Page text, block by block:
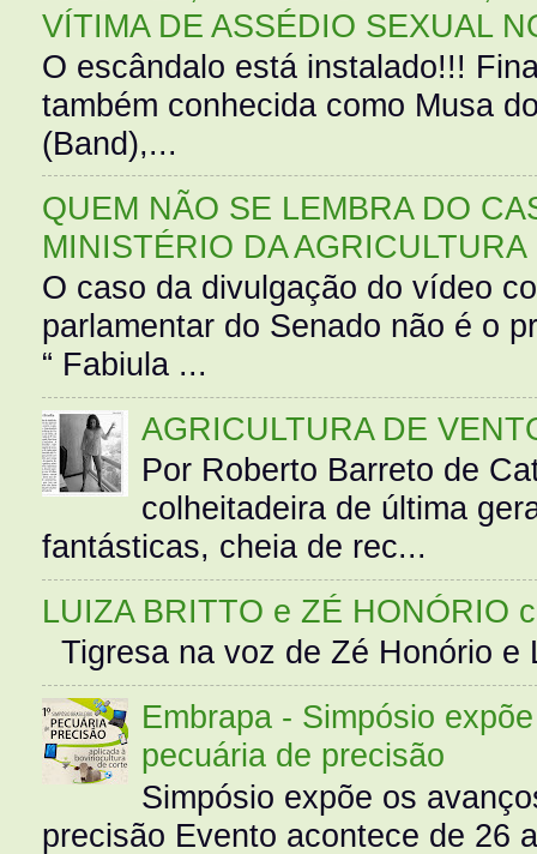
VÍTIMA DE ASSÉDIO SEXUAL
O escândalo está instalado!!!
também conhecida como Musa
(Band),...
QUEM NÃO SE LEMBRA DO
MINISTÉRIO DA AGRICULTURA
O caso da divulgação do vídeo
parlamentar do Senado não é o
“ Fabiula ...
AGRICULTURA DE
Por Roberto Barreto de
colheitadeira de última
fantásticas, cheia de rec...
LUIZA BRITTO e ZÉ HONÓRIO
Tigresa na voz de Zé Honório
Embrapa - Simpósio
pecuária de precisão
Simpósio expõe os
precisão Evento acontece de 26